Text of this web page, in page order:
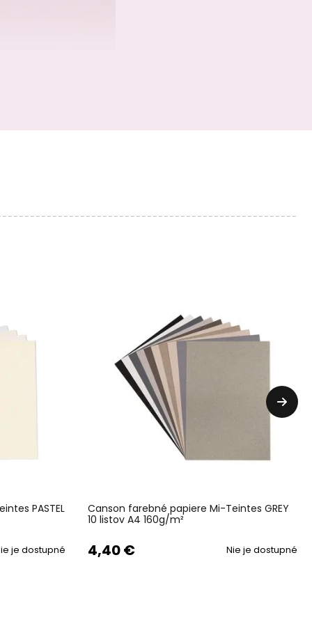
PASTEL
je dostupné
Canson farebné papiere Mi-Teintes GREY
10 listov A4 160g/m²
4,40 € Nie je dostupné